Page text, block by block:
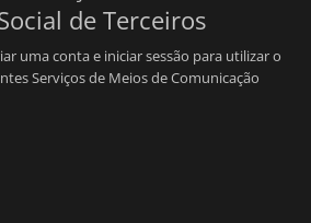
de Terceiros
uma conta e iniciar sessão para utilizar o
Serviços de Meios de Comunicação